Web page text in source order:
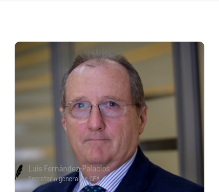
Luis Fernández-Palacios
Secretario general de CEA